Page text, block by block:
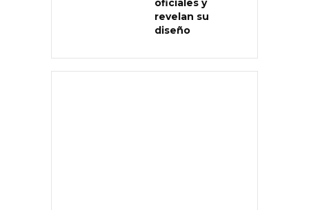
oficiales y
revelan su
diseño